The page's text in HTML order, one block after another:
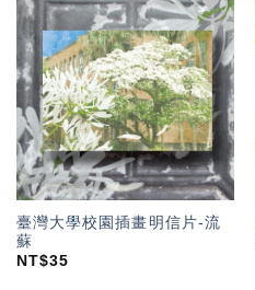
加入
「願
望輕
單」
臺灣大學校園插畫明信片-流
蘇
NT$35